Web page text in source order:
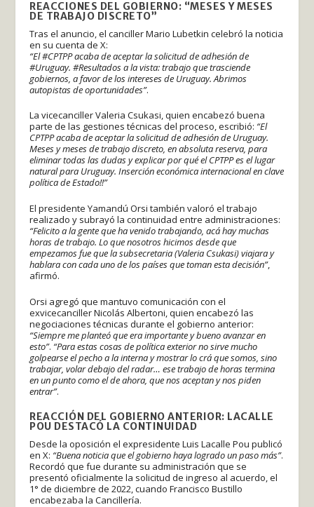
REACCIONES DEL GOBIERNO: “MESES Y MESES
DE TRABAJO DISCRETO”
Tras el anuncio, el canciller Mario Lubetkin celebró la noticia
en su cuenta de X:
“El #CPTPP acaba de aceptar la solicitud de adhesión de
#Uruguay. #Resultados a la vista: trabajo que trasciende
gobiernos, a favor de los intereses de Uruguay. Abrimos
autopistas de oportunidades”.
La vicecanciller Valeria Csukasi, quien encabezó buena
parte de las gestiones técnicas del proceso, escribió: “El
CPTPP acaba de aceptar la solicitud de adhesión de Uruguay.
Meses y meses de trabajo discreto, en absoluta reserva, para
eliminar todas las dudas y explicar por qué el CPTPP es el lugar
natural para Uruguay. Inserción económica internacional en clave
política de Estado!!”
El presidente Yamandú Orsi también valoró el trabajo
realizado y subrayó la continuidad entre administraciones:
“Felicito a la gente que ha venido trabajando, acá hay muchas
horas de trabajo. Lo que nosotros hicimos desde que
empezamos fue que la subsecretaria (Valeria Csukasi) viajara y
hablara con cada uno de los países que toman esta decisión”,
afirmó.
Orsi agregó que mantuvo comunicación con el
exvicecanciller Nicolás Albertoni, quien encabezó las
negociaciones técnicas durante el gobierno anterior:
“Siempre me planteó que era importante y bueno avanzar en
esto”. “Para estas cosas de política exterior no sirve mucho
golpearse el pecho a la interna y mostrar lo crá que somos, sino
trabajar, volar debajo del radar… ese trabajo de horas termina
en un punto como el de ahora, que nos aceptan y nos piden
entrar”.
REACCIÓN DEL GOBIERNO ANTERIOR: LACALLE
POU DESTACÓ LA CONTINUIDAD
Desde la oposición el expresidente Luis Lacalle Pou publicó
en X: “Buena noticia que el gobierno haya logrado un paso más”.
Recordó que fue durante su administración que se
presentó oficialmente la solicitud de ingreso al acuerdo, el
1° de diciembre de 2022, cuando Francisco Bustillo
encabezaba la Cancillería.